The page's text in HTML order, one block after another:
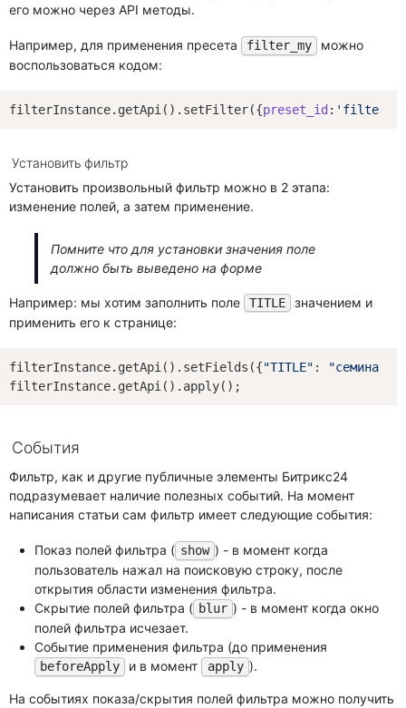
его можно через API методы.
Например, для применения пресета filter_my
можно
воспользоваться кодом:
filterInstance.getApi().setFilter({preset_id :
Установить фильтр
Установить произвольный фильтр можно в 2 этапа:
изменение полей, а затем применение.
Помните что для установки значения поле
должно быть выведено на форме
Например: мы хотим заполнить поле TITLE
значением и
применить его к странице:
filterInstance.getApi().setFields({"TITLE" : "семинар"
События
Фильтр, как и другие публичные элементы Битрикс24
подразумевает наличие полезных событий. На момент
написания статьи сам фильтр имеет следующие события:
Показ полей фильтра ( show ) - в момент когда
пользователь нажал на поисковую строку, после
открытия области изменения фильтра.
Скрытие полей фильтра ( blur ) - в момент когда окно
полей фильтра исчезает.
Событие применения фильтра (до применения
beforeApply и в момент apply ).
На событиях показа/скрытия полей фильтра можно получить